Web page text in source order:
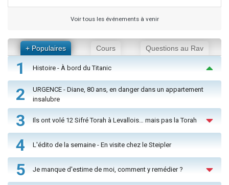
Voir tous les événements à venir
+ Populaires Cours Questions au Rav
1 Histoire - À bord du Titanic
2
URGENCE - Diane, 80 ans, en danger dans un appartement
insalubre
3 Ils ont volé 12 Sifré Torah à Levallois… mais pas la Torah
4 L'édito de la semaine - En visite chez le Steipler
5 Je manque d'estime de moi, comment y remédier ?